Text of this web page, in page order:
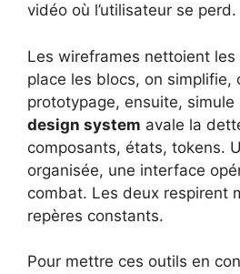
vidéo où l’utilisateur se perd.
Les wireframes nettoient les
place les blocs, on simplifie,
prototypage, ensuite, simule
design system avale la
composants, états, tokens.
organisée, une interface
combat. Les deux respirent
repères constants.
Pour mettre ces outils en